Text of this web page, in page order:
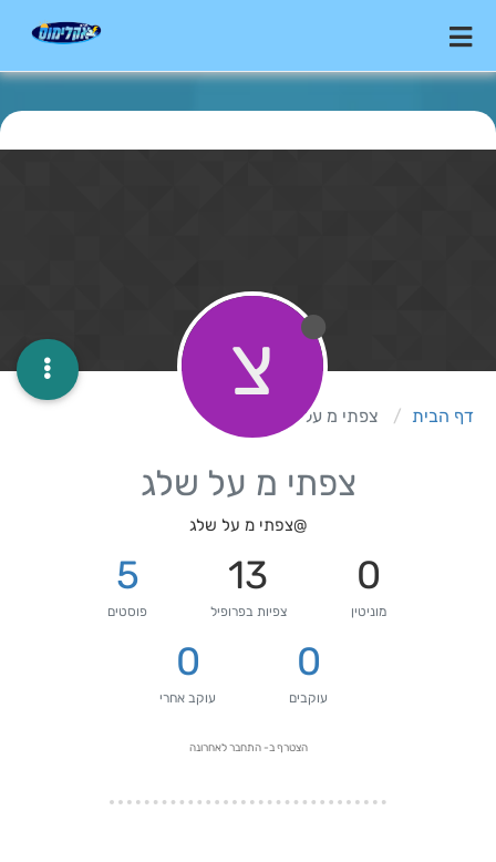
דף הבית צפתי מ על שלג
צ
צפתי מ על שלג
@צפתי מ על שלג
0
מוניטין
13
צפיות בפרופיל
5
פוסטים
0
עוקבים
0
עוקב אחרי
הצטרף ב- התחבר לאחרונה